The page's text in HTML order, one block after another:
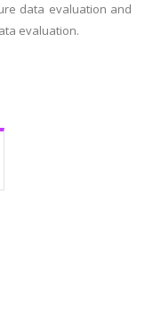
data evaluation and
evaluation.